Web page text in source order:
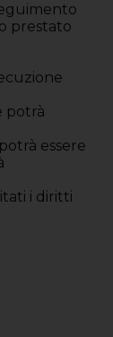
prestato
potrà
essere
i diritti